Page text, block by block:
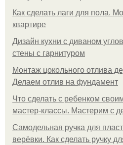
Как сделать лаги для пола.
квартире
Дизайн кухни с диваном
стены с гарнитуром
Монтаж цокольного отлива
Делаем отлив на фундамент
Что сделать с ребенком
мастер-классы. Мастерим с
Самодельная ручка для
верёвки. Как сделать ручку